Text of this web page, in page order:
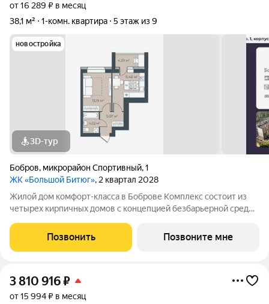
от 16 289 ₽ в месяц
38,1 м²
1-комн. квартира 5 этаж из 9
новостройка
3D-тур
Бобров, микрорайон Спортивный,1
ЖК «Большой Битюг», 2 квартал 2028
Жилой дом комфорт-класса в Боброве Комплекс состоит из
четырех кирпичных домов с концепцией безбарьерной среды,
пожилых людей и родителей с колясками. Функциональное
использование квадратных
Позвонить Позвоните мне
3 810 916₽
от 15 994 ₽ в месяц